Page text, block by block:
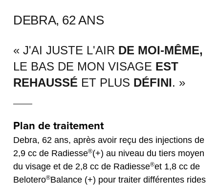
DEBRA, 62 ANS
« J'AI JUSTE L'AIR DE MOI-MÊME,
LE BAS DE MON VISAGE EST
REHAUSSÉ ET PLUS DÉFINI. »
Plan de traitement
Debra, 62 ans, après avoir reçu des injections de
2,9 cc de Radiesse®(+) au niveau du tiers moyen
du visage et de 2,8 cc de Radiesse®et 1,8 cc de
Belotero®Balance (+) pour traiter différentes rides